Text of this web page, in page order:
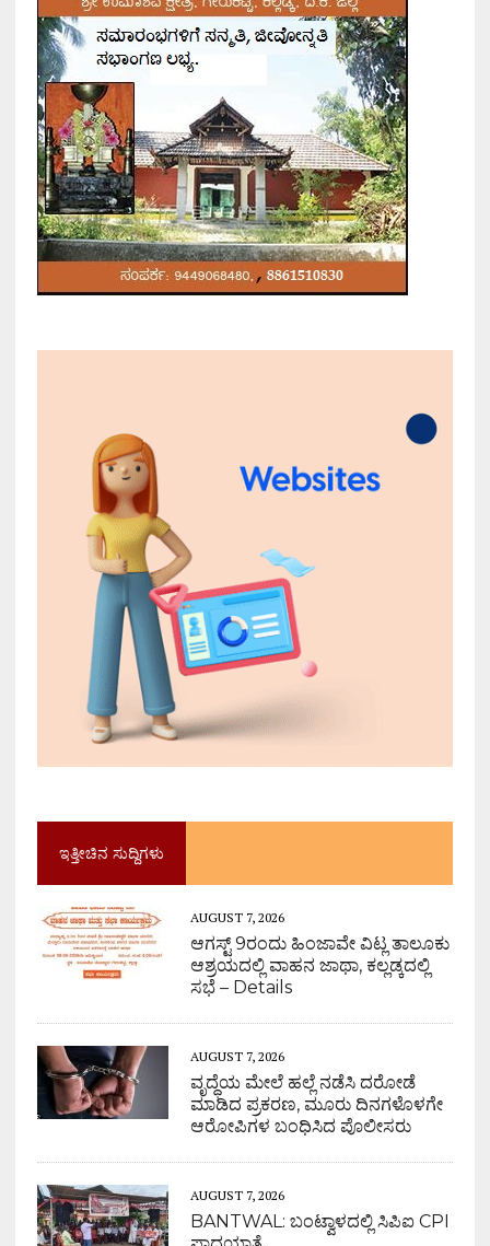
ಇತ್ತೀಚಿನ ಸುದ್ದಿಗಳು
AUGUST 7, 2026
ಆಗಸ್ಟ್ 9ರಂದು ಹಿಂಜಾವೇ ವಿಟ್ಲ ತಾಲೂಕು
ಆಶ್ರಯದಲ್ಲಿ ವಾಹನ ಜಾಥಾ, ಕಲ್ಲಡ್ಕದಲ್ಲಿ
ಸಭೆ – Details
AUGUST 7, 2026
ವೃದ್ಧೆಯ ಮೇಲೆ ಹಲ್ಲೆ ನಡೆಸಿ ದರೋಡೆ
ಮಾಡಿದ ಪ್ರಕರಣ, ಮೂರು ದಿನಗಳೊಳಗೇ
ಆರೋಪಿಗಳ ಬಂಧಿಸಿದ ಪೊಲೀಸರು
AUGUST 7, 2026
BANTWAL: ಬಂಟ್ವಾಳದಲ್ಲಿ ಸಿಪಿಐ CPI